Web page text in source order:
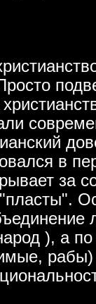
в
за
), а
рабы)